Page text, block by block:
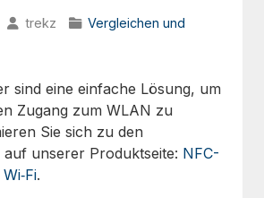
trekz
Vergleichen und
sind eine einfache Lösung, um
Zugang zum WLAN zu
Sie sich zu den
auf unserer Produktseite: NFC-
.